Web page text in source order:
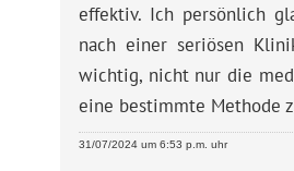
effektiv. Ich persönlich
nach einer seriösen
wichtig, nicht nur die
eine bestimmte Methode
31/07/2024 um 6:53 p.m. uhr